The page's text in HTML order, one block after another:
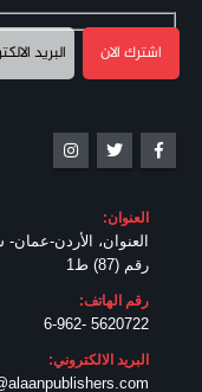
العنوان:
العنوان، الأردن-
رقم (87) ط1
رقم الهاتف:
5620722 -6-962
البريد الالكتروني: